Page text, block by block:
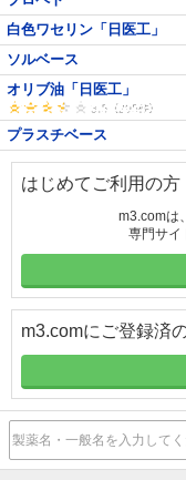
白色ワセリン「日医工」
ソルベース
オリブ油「日医工」
プラスチベース
はじめてご利用の方
m3.comは
専門サイ
m3.comにご登録済